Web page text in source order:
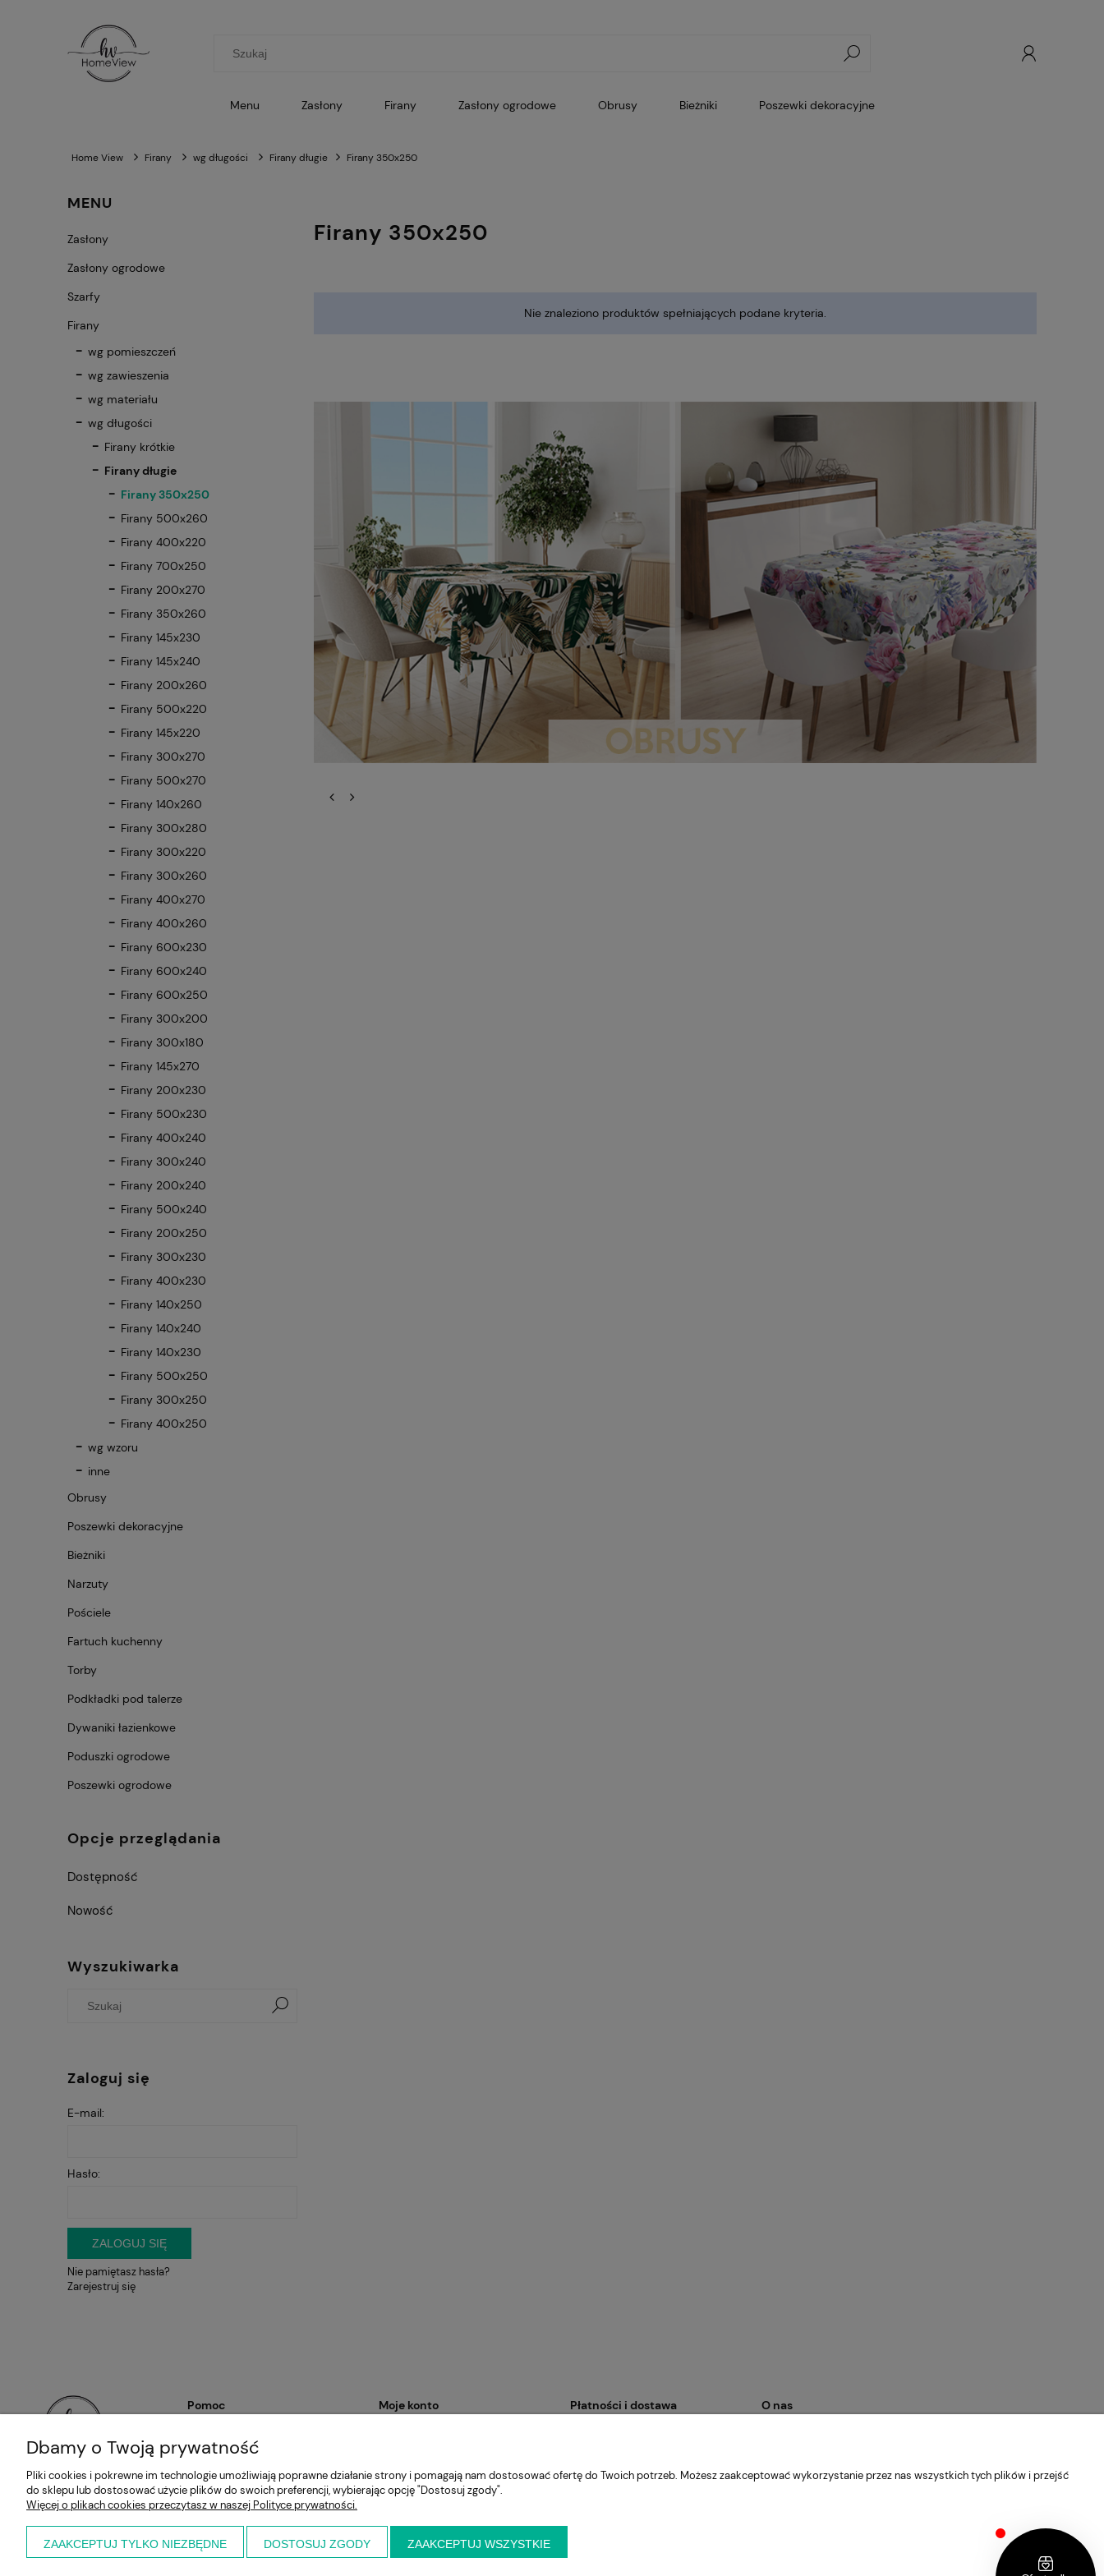
Menu Zasłony Firany Zasłony ogrodowe Obrusy Bieżniki Poszewki dekoracyjne
Home View Firany wg długości Firany długie Firany 350x250
MENU
Zasłony
Zasłony ogrodowe
Szarfy
Firany
wg pomieszczeń
wg zawieszenia
wg materiału
wg długości
Firany krótkie
Firany długie
Firany 350x250
Firany 500x260
Firany 400x220
Firany 700x250
Firany 200x270
Firany 350x260
Firany 145x230
Firany 145x240
Firany 200x260
Firany 500x220
Firany 145x220
Firany 300x270
Firany 500x270
Firany 140x260
Firany 300x280
Firany 300x220
Firany 300x260
Firany 400x270
Firany 400x260
Firany 600x230
Firany 600x240
Firany 600x250
Firany 300x200
Firany 300x180
Firany 145x270
Firany 200x230
Firany 500x230
Firany 400x240
Firany 300x240
Firany 200x240
Firany 500x240
Firany 200x250
Firany 300x230
Firany 400x230
Firany 140x250
Firany 140x240
Firany 140x230
Firany 500x250
Firany 300x250
Firany 400x250
wg wzoru
inne
Obrusy
Poszewki dekoracyjne
Bieżniki
Narzuty
Pościele
Fartuch kuchenny
Torby
Podkładki pod talerze
Dywaniki łazienkowe
Poduszki ogrodowe
Poszewki ogrodowe
Opcje przeglądania
Dostępność
Nowość
Wyszukiwarka
Zaloguj się
E-mail:
Hasło:
ZALOGUJ SIĘ
Nie pamiętasz hasła?
Zarejestruj się
Firany 350x250
Nie znaleziono produktów spełniających podane kryteria.
Pomoc
Polityka prywatności
Zwroty i reklamacje
Moje konto
Przechowalnia
Płatności i dostawa
Czas realizacji zamówienia
O nas
Facebook
Dbamy o Twoją prywatność
Pliki cookies i pokrewne im technologie umożliwiają poprawne działanie strony i pomagają nam dostosować ofertę do Twoich potrzeb. Możesz zaakceptować wykorzystanie przez nas wszystkich tych plików i przejść
do sklepu lub dostosować użycie plików do swoich preferencji, wybierając opcję "Dostosuj zgody".
Więcej o plikach cookies przeczytasz w naszej Polityce prywatności.
ZAAKCEPTUJ TYLKO NIEZBĘDNE DOSTOSUJ ZGODY ZAAKCEPTUJ WSZYSTKIE